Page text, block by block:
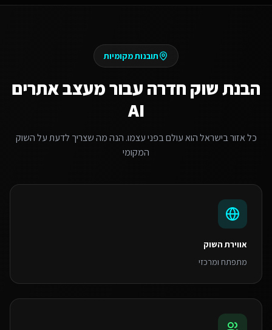
תובנות מקומיות
הבנת שוק חדרה עבורמעצב אתרים
AI
כל אזור בישראל הוא עולם בפני עצמו. הנה מה שצריך לדעת על השוק
המקומי
אווירת השוק
מתפתח ומרכזי